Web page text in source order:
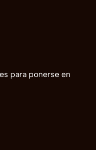
para ponerse en